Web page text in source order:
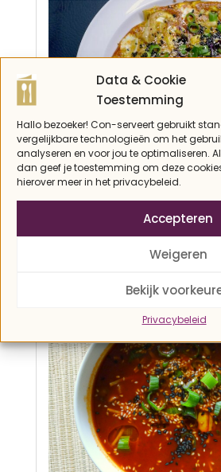
Data & Cookie
Toestemming
Hallo bezoeker! Con-serveert gebruikt
vergelijkbare technologieën om het
analyseren en voor jou te optimaliseren.
dan geef je toestemming om deze
hierover meer in het privacybeleid.
Accepteren
Weigeren
Bekijk
Privacybeleid
OMELET MET
GEROOKTE
2014-
lunch,Notenvrij